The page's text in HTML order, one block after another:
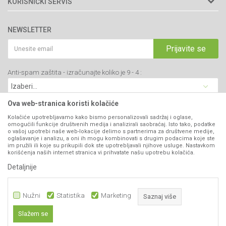
34000 Kragujevac, Srbija
webshop@agromarket.rs
PIB: 102135221
Matični broj: 07593252
Prodavnice
Brendovi
Katalozi
Blog
Najčešća pitanja
Politika privatnosti
Kako kupiti
Isporuka
Click & Collect
Načini plaćanja
Plaćanje karticama
Web kredit Raiffeisen banke
Pravo na odustajanje
Reklamacije
Zamena artikala
NEWSLETTER
Prijavite se
Anti-spam zaštita - izračunajte koliko je 9 - 4 :
VIBER I SMS NEWSLETTER
Prijavite se
PRATITE NAS
Ova web-stranica koristi kolačiće
Kolačiće upotrebljavamo kako bismo personalizovali sadržaj i oglase,
omogućili funkcije društvenih medija i analizirali saobraćaj. Isto tako, podatke
o vašoj upotrebi naše web-lokacije delimo s partnerima za društvene medije,
oglašavanje i analizu, a oni ih mogu kombinovati s drugim podacima koje ste
im pružili ili koje su prikupili dok ste upotrebljavali njihove usluge. Nastavkom
korišćenja naših internet stranica vi prihvatate našu upotrebu kolačića.
Detaljnije
Nužni Statistika Marketing Saznaj više
Slažem se